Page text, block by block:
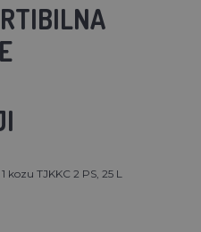
TJKKC 2 PS, 25 L